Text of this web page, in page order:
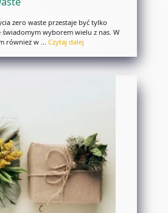
zero waste przestaje być tylko
wyborem wielu z nas. W
również w … Czytaj dalej